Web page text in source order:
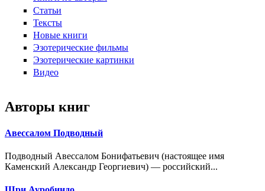
Статьи
Тексты
Новые книги
Эзотерические фильмы
Эзотерические картинки
Видео
Авторы книг
Авессалом Подводный
Подводный Авессалом Бонифатьевич (настоящее имя
Каменский Александр Георгиевич) — российский...